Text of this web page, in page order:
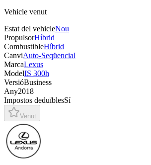
Vehicle venut
Estat del vehicleNou
PropulsorHíbrid
CombustibleHíbrid
CanviAuto-Seqüencial
MarcaLexus
ModelIS 300h
VersióBusiness
Any2018
Impostos deduïblesSí
Venut